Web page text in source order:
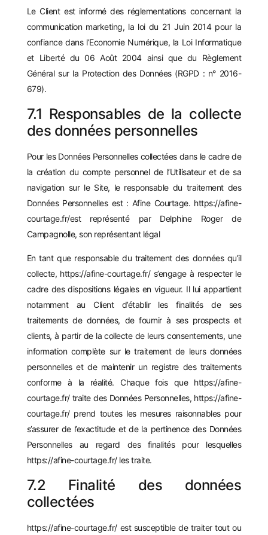
Le Client est informé des réglementations concernant la
communication marketing, la loi du 21 Juin 2014 pour la
confiance dans l’Economie Numérique, la Loi Informatique
et Liberté du 06 Août 2004 ainsi que du Règlement
Général sur la Protection des Données (RGPD : n° 2016-
679).
7.1 Responsables de la collecte
des données personnelles
Pour les Données Personnelles collectées dans le cadre de
la création du compte personnel de l’Utilisateur et de sa
navigation sur le Site, le responsable du traitement des
Données Personnelles est : Afine Courtage. https://afine-
courtage.fr/est représenté par Delphine Roger de
Campagnolle, son représentant légal
En tant que responsable du traitement des données qu’il
collecte, https://afine-courtage.fr/s’engage à respecter le
cadre des dispositions légales en vigueur. Il lui appartient
notamment au Client d’établir les finalités de ses
traitements de données, de fournir à ses prospects et
clients, à partir de la collecte de leurs consentements, une
information complète sur le traitement de leurs données
personnelles et de maintenir un registre des traitements
conforme à la réalité. Chaque fois que https://afine-
courtage.fr/traite des Données Personnelles, https://afine-
courtage.fr/prend toutes les mesures raisonnables pour
s’assurer de l’exactitude et de la pertinence des Données
Personnelles au regard des finalités pour lesquelles
https://afine-courtage.fr/les traite.
7.2 Finalité des données
collectées
https://afine-courtage.fr/est susceptible de traiter tout ou